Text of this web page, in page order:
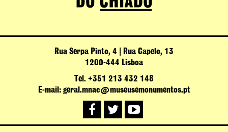
Rua Serpa Pinto, 4 | Rua Capelo, 13
1200-444 Lisboa
Tel. +351 213 432 148
E-mail: geral.mnac@museusemonumentos.pt